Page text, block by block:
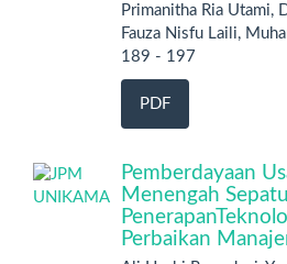
Primanitha Ria Utami,
Fauza Nisfu Laili,
189 - 197
PDF
Pemberdayaan
Menengah
Perbaikan